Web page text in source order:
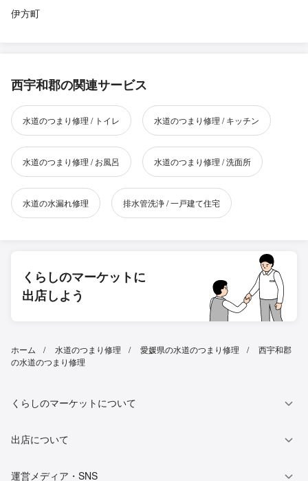
伊方町
西宇和郡の関連サービス
水道のつまり修理 / トイレ 水道のつまり修理 / キッチン
水道のつまり修理 / お風呂 水道のつまり修理 / 洗面所
水道の水漏れ修理 排水管洗浄 / 一戸建て住宅
くらしのマーケットに
出店しよう
ホーム 水道のつまり修理 愛媛県の水道のつまり修理
西宇和郡
の水道のつまり修理
くらしのマーケットについて
出店について
運営メディア・SNS